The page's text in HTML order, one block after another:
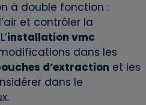
à double fonction :
et contrôler la
installation vmc
dans les
d’extraction et les
dans le